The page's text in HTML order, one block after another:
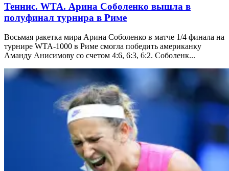
Теннис. WTA. Арина Соболенко вышла в
полуфинал турнира в Риме
Восьмая ракетка мира Арина Соболенко в матче 1/4 финала на
турнире WTA-1000 в Риме смогла победить американку
Аманду Анисимову со счетом 4:6, 6:3, 6:2. Соболенк...